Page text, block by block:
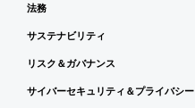
法務
サステナビリティ
リスク＆ガバナンス
サイバーセキュリティ＆プライバシー